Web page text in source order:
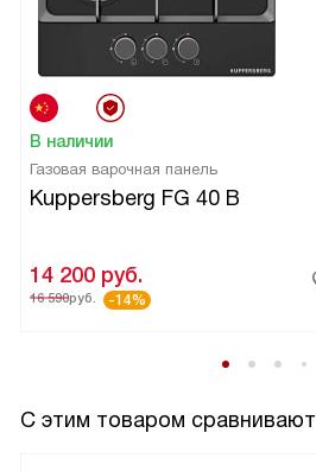
В наличии
Газовая варочная панель
Kuppersberg FG 40 B
14 200 руб.
16 590руб. -14%
С этим товаром сравнивают